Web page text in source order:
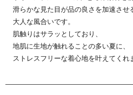
滑らかな見た目が品の良さを加速させ
大人な風合いです。
肌触りはサラッとしており、
地肌に生地が触れることの多い夏に、
ストレスフリーな着心地を叶えてくれ